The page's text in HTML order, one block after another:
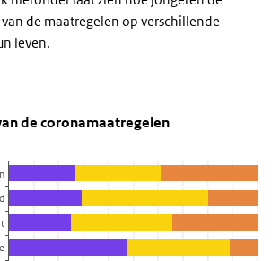
de maatregelen op verschillende
leven.
van de coronamaatregelen
invloed van de coronamaatregelen' over
van de coronamaatregelen
as die categories weergeeft.
as die Percentage weergeeft.
de coronamaatregelen